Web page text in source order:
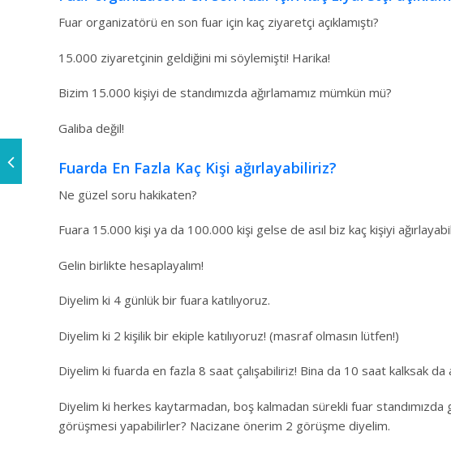
Fuar organizatörü en son fuar için kaç ziyaretçi açıklamıştı?
15.000 ziyaretçinin geldiğini mi söylemişti! Harika!
Bizim 15.000 kişiyi de standımızda ağırlamamız mümkün mü?
Galiba değil!
Fuarda En Fazla Kaç Kişi ağırlayabiliriz?
Ne güzel soru hakikaten?
Fuara 15.000 kişi ya da 100.000 kişi gelse de asıl biz kaç kişiyi
Gelin birlikte hesaplayalım!
Diyelim ki 4 günlük bir fuara katılıyoruz.
Diyelim ki 2 kişilik bir ekiple katılıyoruz! (masraf olmasın lütfen!)
Diyelim ki fuarda en fazla 8 saat çalışabiliriz! Bina da 10 saat kalksak da
Diyelim ki herkes kaytarmadan, boş kalmadan sürekli fuar
görüşmesi yapabilirler? Nacizane önerim 2 görüşme diyelim.